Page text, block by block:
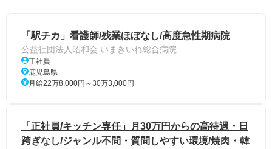
「駅チカ」看護師/残業ほぼなし/高度急性期病院
公益社団法人昭和会 いまきいれ総合病院
正社員
鹿児島県
月給22万8,000円～30万3,000円
「正社員/キッチン専任」月30万円からの高待遇・日
跨ぎなし/ジャンル不問・質問しやすい環境/焼肉・韓